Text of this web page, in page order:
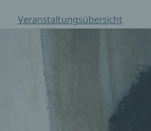
Veranstaltungsübersicht